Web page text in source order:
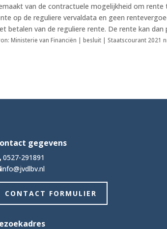
van de contractuele mogelijkheid om
op de reguliere vervaldata en geen
betalen van de reguliere rente. De rente kan
Ministerie van Financiën | besluit | Staatscourant 2021
gegevens
0527-291891
info@jvdlbv.nl
CONTACT FORMULIER